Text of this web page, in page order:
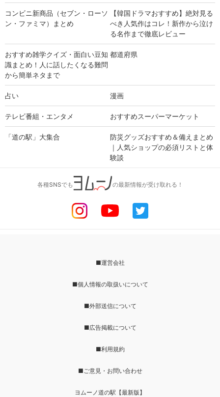
コンビニ新商品（セブン・ローソ
ン・ファミマ）まとめ
【韓国ドラマおすすめ】絶対見る
べき人気作はコレ！新作から泣け
る名作まで徹底レビュー
おすすめ雑学クイズ・面白い豆知
識まとめ！人に話したくなる難問
から簡単ネタまで
都道府県
占い 漫画
テレビ番組・エンタメ おすすめスーパーマーケット
「道の駅」大集合
防災グッズおすすめ＆備えまとめ
｜人気ショップの必須リストと体
験談
各種SNSでも の最新情報が受け取れる！
■運営会社
■個人情報の取扱いについて
■外部送信について
■広告掲載について
■利用規約
■ご意見・お問い合わせ
ヨムーノ道の駅【最新版】